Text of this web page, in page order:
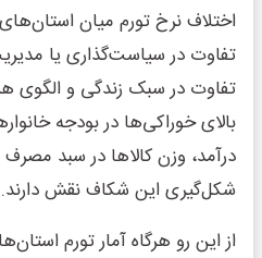
اختلاف نرخ تورم میان
تفاوت در سیاست‌گذاری یا
تفاوت در سبک زندگی و الگوی
بالای خوراکی‌ها در بودجه
درآمد، وزن کالاها در سبد
شکل‌گیری این شکاف نقش دارند.
از این رو هرگاه آمار تورم